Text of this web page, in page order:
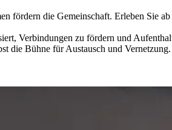
fördern die Gemeinschaft. Erleben Sie
Verbindungen zu fördern und
die Bühne für Austausch und Vernetzung.